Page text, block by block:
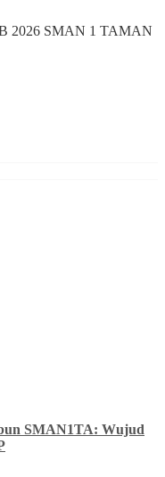
2026 SMAN 1 TAMAN
SMAN1TA: Wujud